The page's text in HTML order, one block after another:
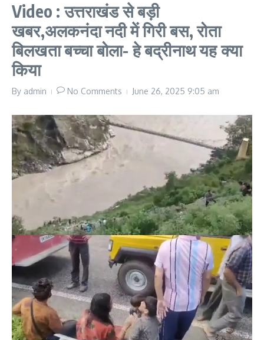
Video : उत्तराखंड से बड़ी
खबर,अलकनंदा नदी में गिरी बस, रोता
बिलखता बच्चा बोला- हे बद्रीनाथ यह क्या
किया
By admin No Comments June 26, 2025 9:05 am